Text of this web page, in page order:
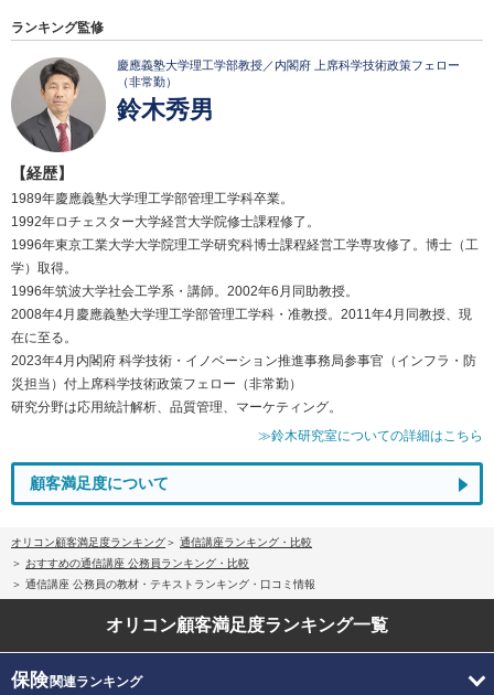
ランキング監修
慶應義塾大学理工学部教授／内閣府 上席科学技術政策フェロー
（非常勤）
鈴木秀男
【経歴】
1989年慶應義塾大学理工学部管理工学科卒業。
1992年ロチェスター大学経営大学院修士課程修了。
1996年東京工業大学大学院理工学研究科博士課程経営工学専攻修了。博士（工
学）取得。
1996年筑波大学社会工学系・講師。2002年6月同助教授。
2008年4月慶應義塾大学理工学部管理工学科・准教授。2011年4月同教授、現
在に至る。
2023年4月内閣府 科学技術・イノベーション推進事務局参事官（インフラ・防
災担当）付上席科学技術政策フェロー（非常勤）
研究分野は応用統計解析、品質管理、マーケティング。
≫鈴木研究室についての詳細はこちら
顧客満足度について
オリコン顧客満足度ランキング
通信講座ランキング・比較
おすすめの通信講座 公務員ランキング・比較
通信講座 公務員の教材・テキストランキング・口コミ情報
オリコン顧客満足度ランキング一覧
保険関連ランキング